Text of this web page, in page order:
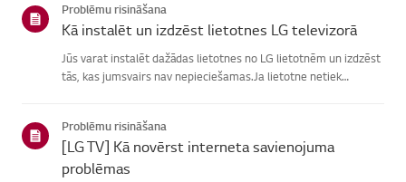
Problēmu risināšana
Kā instalēt un izdzēst lietotnes LG televizorā
Jūs varat instalēt dažādas lietotnes no LG lietotnēm un izdzēst
tās, kas jumsvairs nav nepieciešamas.Ja lietotne netiek
Problēmu risināšana
[LG TV] Kā novērst interneta savienojuma
problēmas